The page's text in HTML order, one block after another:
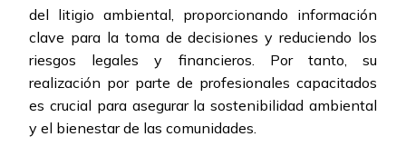
del litigio ambiental, proporcionando información
clave para la toma de decisiones y reduciendo los
riesgos legales y financieros. Por tanto, su
realización por parte de profesionales capacitados
es crucial para asegurar la sostenibilidad ambiental
y el bienestar de las comunidades.